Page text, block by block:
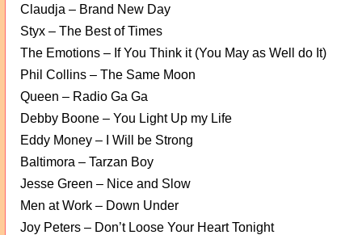
Claudja – Brand New Day
Styx – The Best of Times
The Emotions – If You Think it (You May as Well do It)
Phil Collins – The Same Moon
Queen – Radio Ga Ga
Debby Boone – You Light Up my Life
Eddy Money – I Will be Strong
Baltimora – Tarzan Boy
Jesse Green – Nice and Slow
Men at Work – Down Under
Joy Peters – Don’t Loose Your Heart Tonight